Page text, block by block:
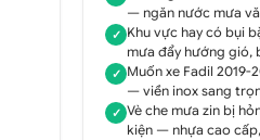
— ngăn nước mưa
✓ Khu vực hay có bụi
mưa đẩy hướng gió,
✓ Muốn xe Fadil 2019-
— viền inox sang
✓ Vè che mưa zin bị
kiện — nhựa cao